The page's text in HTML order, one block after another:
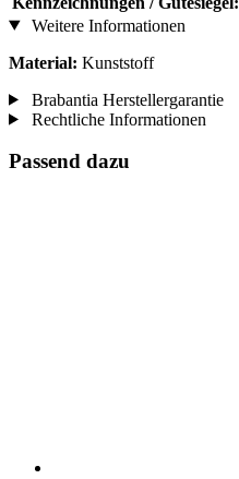
Weitere Informationen
Material: Kunststoff
Brabantia Herstellergarantie
Rechtliche Informationen
Passend dazu